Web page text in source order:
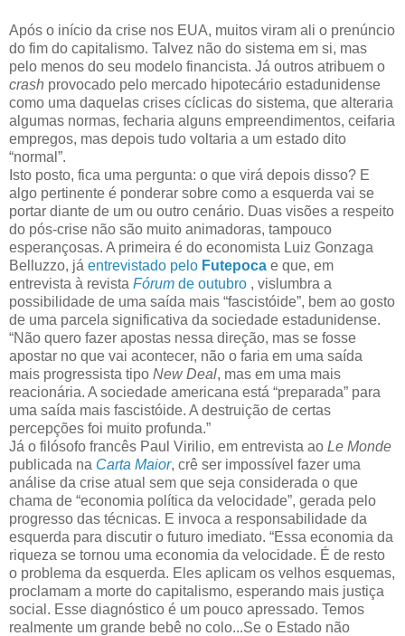
Após o início da crise nos EUA, muitos viram ali o prenúncio
do fim do capitalismo. Talvez não do sistema em si, mas
pelo menos do seu modelo financista. Já outros atribuem o
crash provocado pelo mercado hipotecário estadunidense
como uma daquelas crises cíclicas do sistema, que alteraria
algumas normas, fecharia alguns empreendimentos, ceifaria
empregos, mas depois tudo voltaria a um estado dito
“normal”.
Isto posto, fica uma pergunta: o que virá depois disso? E
algo pertinente é ponderar sobre como a esquerda vai se
portar diante de um ou outro cenário. Duas visões a respeito
do pós-crise não são muito animadoras, tampouco
esperançosas. A primeira é do economista Luiz Gonzaga
Belluzzo, já entrevistado pelo Futepoca e que, em
entrevista à revista Fórum de outubro , vislumbra a
possibilidade de uma saída mais “fascistóide”, bem ao gosto
de uma parcela significativa da sociedade estadunidense.
“Não quero fazer apostas nessa direção, mas se fosse
apostar no que vai acontecer, não o faria em uma saída
mais progressista tipo New Deal, mas em uma mais
reacionária. A sociedade americana está “preparada” para
uma saída mais fascistóide. A destruição de certas
percepções foi muito profunda.”
Já o filósofo francês Paul Virilio, em entrevista ao Le Monde
publicada na Carta Maior, crê ser impossível fazer uma
análise da crise atual sem que seja considerada o que
chama de “economia política da velocidade”, gerada pelo
progresso das técnicas. E invoca a responsabilidade da
esquerda para discutir o futuro imediato. “Essa economia da
riqueza se tornou uma economia da velocidade. É de resto
o problema da esquerda. Eles aplicam os velhos esquemas,
proclamam a morte do capitalismo, esperando mais justiça
social. Esse diagnóstico é um pouco apressado. Temos
realmente um grande bebê no colo...Se o Estado não